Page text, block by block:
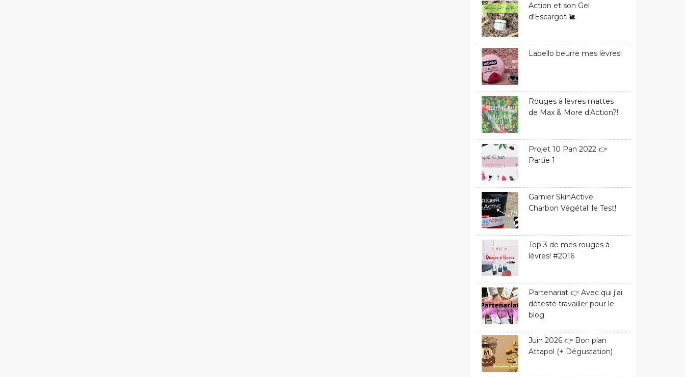
Action et son Gel
d'Escargot 🐌
Labello beurre mes lèvres!
Rouges à lèvres mattes
de Max & More d'Action?!
Projet 10 Pan 2022 👉
Partie 1
Garnier SkinActive
Charbon Végétal: le Test!
Top 3 de mes rouges à
lèvres! #2016
Partenariat 👉 Avec qui j'ai
détesté travailler pour le
blog
Juin 2026 👉 Bon plan
Attapol (+ Dégustation)